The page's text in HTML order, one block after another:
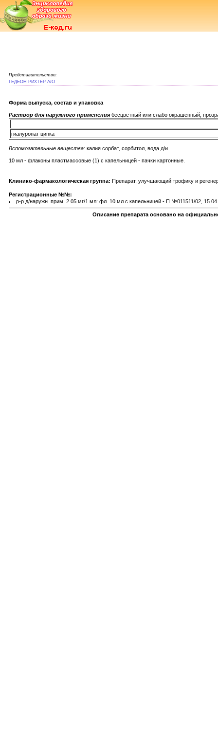
Представительство:
ГЕДЕОН РИХТЕР А/О
Форма выпуска, состав и упаковка
Раствор для наружного применениябесцветный или слабо окрашенный,
гиалуронат цинка
Вспомогательные вещества: калия сорбат, сорбитол, вода д/и.
10 мл - флаконы пластмассовые (1) с капельницей - пачки картонные.
Клинико-фармакологическая группа: Препарат, улучшающий трофику и
Регистрационные №№:
р-р д/наружн. прим. 2.05 мг/1 мл: фл. 10 мл с капельницей - П №011511/02,
Описание препарата основано на